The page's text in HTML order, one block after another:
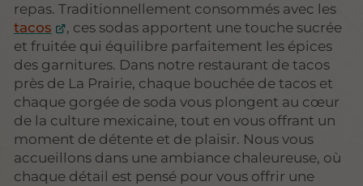
repas. Traditionnellement consommés avec les
tacos
, ces sodas apportent une touche sucrée
et fruitée qui équilibre parfaitement les épices
des garnitures. Dans notre restaurant de tacos
près de La Prairie, chaque bouchée de tacos et
chaque gorgée de soda vous plongent au cœur
de la culture mexicaine, tout en vous offrant un
moment de détente et de plaisir. Nous vous
accueillons dans une ambiance chaleureuse, où
chaque détail est pensé pour vous offrir une